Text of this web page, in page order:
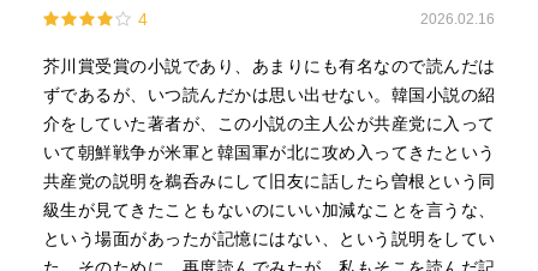
して、やはり、これを血肉にするような読み方ができる時
期を過ぎてしまったことは、少し寂しい。
4 2026.02.16
芥川賞受賞の小説であり、あまりにも有名なので読んだは
ずであるが、いつ読んだかは思い出せない。韓国小説の紹
介をしていた著者が、この小説の主人公が共産党に入って
いて朝鮮戦争が米軍と韓国軍が北に攻め入ってきたという
共産党の説明を鵜呑みにして旧友に話したら曽根という同
級生が見てきたこともないのにいい加減なことを言うな、
という場面があったが記憶にはない、という説明をしてい